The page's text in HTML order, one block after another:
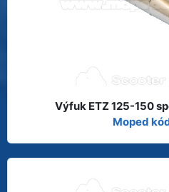
Výfuk ETZ 125-150
Moped